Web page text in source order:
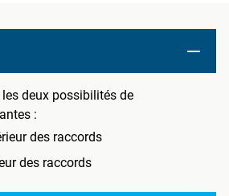
deux possibilités de
:
des raccords
des raccords